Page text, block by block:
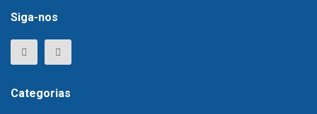
Siga-nos
Categorias